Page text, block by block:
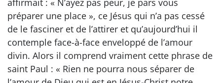
affirmait : « N’ayez pas peur, je pars vous
préparer une place », ce Jésus qui n’a pas cessé
de le fasciner et de l’attirer et qu’aujourd’hui il
contemple face-à-face enveloppé de l’amour
divin. Alors il comprend vraiment cette phrase de
saint Paul : « Rien ne pourra nous séparer de